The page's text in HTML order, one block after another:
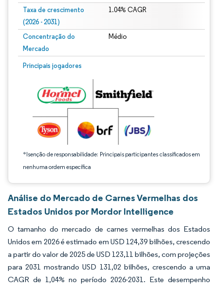
Taxa de crescimento
(2026 - 2031)
1.04% CAGR
Concentração do
Mercado
Médio
Principais jogadores
*Isenção de responsabilidade: Principais participantes classificados em
nenhuma ordem específica
Imagem © Mordor Intelligence. O reuso requer atribuição conforme CC BY 4.0.
Análise do Mercado de Carnes Vermelhas dos
Estados Unidos por Mordor Intelligence
O tamanho do mercado de carnes vermelhas dos Estados
Unidos em 2026 é estimado em USD 124,39 bilhões, crescendo
a partir do valor de 2025 de USD 123,11 bilhões, com projeções
para 2031 mostrando USD 131,02 bilhões, crescendo a uma
CAGR de 1,04% no período 2026-2031. Este desempenho